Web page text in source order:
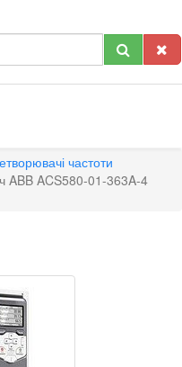
частоти
ABB ACS580-01-363A-4